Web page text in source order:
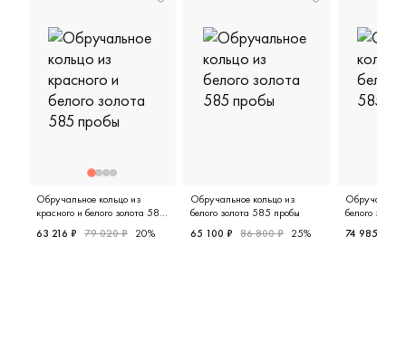
Обручальное кольцо из
красного и белого золота 585
пробы
63 216 ₽ 79 020 ₽ 20%
Обручальное кольцо из
белого золота 585 пробы
65 100 ₽ 86 800 ₽ 25%
белого
74 985 ₽